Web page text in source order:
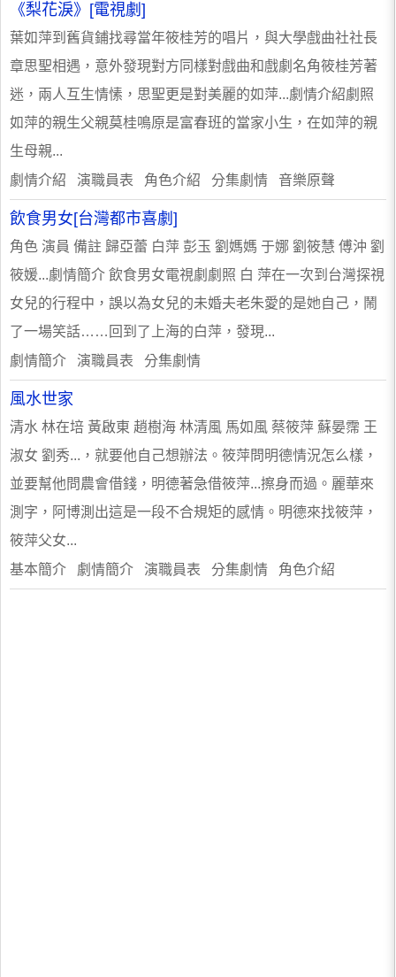
《梨花淚》[電視劇]
葉如萍到舊貨鋪找尋當年筱桂芳的唱片，與大學戲曲社社長
章思聖相遇，意外發現對方同樣對戲曲和戲劇名角筱桂芳著
迷，兩人互生情愫，思聖更是對美麗的如萍...劇情介紹劇照
如萍的親生父親莫桂鳴原是富春班的當家小生，在如萍的親
生母親...
劇情介紹 演職員表 角色介紹 分集劇情 音樂原聲
飲食男女[台灣都市喜劇]
角色 演員 備註 歸亞蕾 白萍 彭玉 劉媽媽 于娜 劉筱慧 傅沖 劉
筱媛...劇情簡介 飲食男女電視劇劇照 白 萍在一次到台灣探視
女兒的行程中，誤以為女兒的未婚夫老朱愛的是她自己，鬧
了一場笑話……回到了上海的白萍，發現...
劇情簡介 演職員表 分集劇情
風水世家
清水 林在培 黃啟東 趙樹海 林清風 馬如風 蔡筱萍 蘇晏霈 王
淑女 劉秀...，就要他自己想辦法。筱萍問明德情況怎么樣，
並要幫他問農會借錢，明德著急借筱萍...擦身而過。麗華來
測字，阿博測出這是一段不合規矩的感情。明德來找筱萍，
筱萍父女...
基本簡介 劇情簡介 演職員表 分集劇情 角色介紹